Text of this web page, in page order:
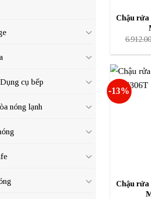
cụ bếp
nóng lạnh
Chậu
-13%
Chậu